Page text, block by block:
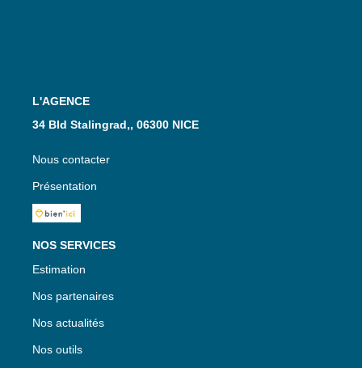
L'AGENCE
34 Bld Stalingrad,, 06300 NICE
Nous contacter
Présentation
NOS SERVICES
Estimation
Nos partenaires
Nos actualités
Nos outils